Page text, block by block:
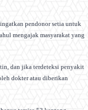
pendonor setia untuk
mengajak masyarakat yang
dan jika terdeteksi penyakit
dokter atau diberikan